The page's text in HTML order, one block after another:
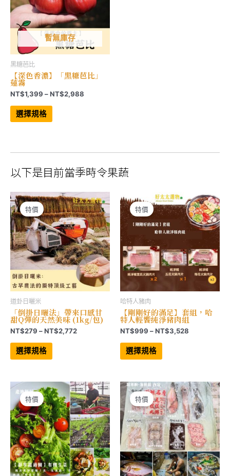
暫無庫存
黑糖芭比
【深色香濃】「黑糖芭比」
蓮霧
NT$1,399 –NT$2,988
選擇規格
此
品
式。
在
產
頁
面
選
擇
選
項
以下是目前當季時令果蔬
特價
道卦日曬米
「倒掛日曬法」帶來口感甘
甜Q彈的天然美味 (1kg/包)
NT$279 –NT$2,772價
NT$2,772
選擇規格
此
品
款
式。
可
在
產
品
頁
面
選
擇
選
項
特價
哈特人豬肉
【剛剛好的滿足】套組，哈
特人輕饗純淨豬肉組
NT$999 –NT$3,528
NT$3,528
選擇規格
此
品
款
式。
可
在
產
品
頁
面
選
擇
選
項
特價 特價